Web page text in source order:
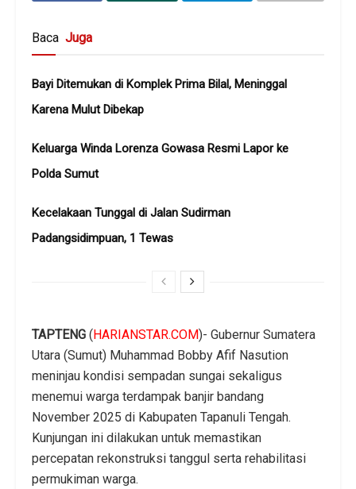
Baca Juga
Bayi Ditemukan di Komplek Prima Bilal, Meninggal
Karena Mulut Dibekap
Keluarga Winda Lorenza Gowasa Resmi Lapor ke
Polda Sumut
Kecelakaan Tunggal di Jalan Sudirman
Padangsidimpuan, 1 Tewas
TAPTENG ( HARIANSTAR.COM)- Gubernur Sumatera
Utara (Sumut) Muhammad Bobby Afif Nasution
meninjau kondisi sempadan sungai sekaligus
menemui warga terdampak banjir bandang
November 2025 di Kabupaten Tapanuli Tengah.
Kunjungan ini dilakukan untuk memastikan
percepatan rekonstruksi tanggul serta rehabilitasi
permukiman warga.